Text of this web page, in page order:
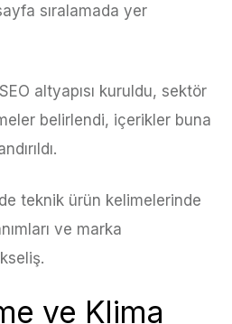
sıralamada yer
altyapısı kuruldu, sektör
belirlendi, içerikler buna
teknik ürün kelimelerinde
ve marka
ve Klima